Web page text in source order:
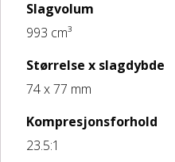
Slagvolum
993 cm³
Størrelse x slagdybde
74 x 77 mm
Kompresjonsforhold
23.5:1